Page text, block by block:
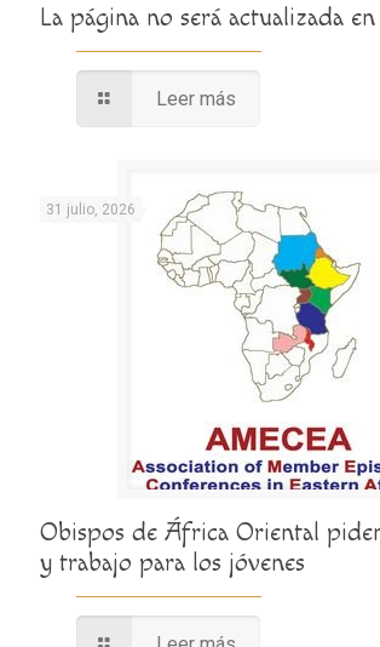
La página no será actualizada
Leer más
31 julio, 2026
Obispos de África Oriental
y trabajo para los jóvenes